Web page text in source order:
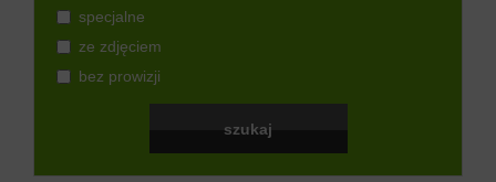
specjalne
ze zdjęciem
bez prowizji